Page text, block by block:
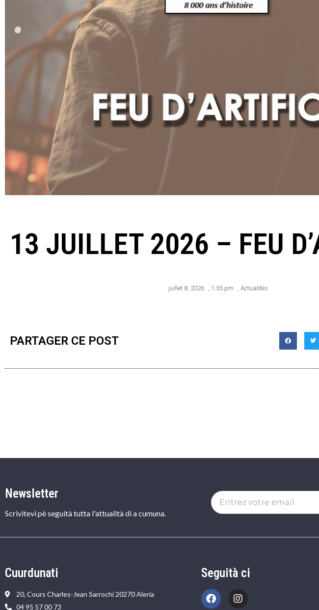
13 JUILLET 2026 – FEU
juillet 8, 2026 , 1:55 pm , Actualités
PARTAGER CE POST
Newsletter
Scrivitevi pè seguità tutta l'attualità di a cumuna.
Cuurdunati
20, Cours Charles-Jean Sarrochi 20270 Aleria
04 95 57 00 73
Seguità ci